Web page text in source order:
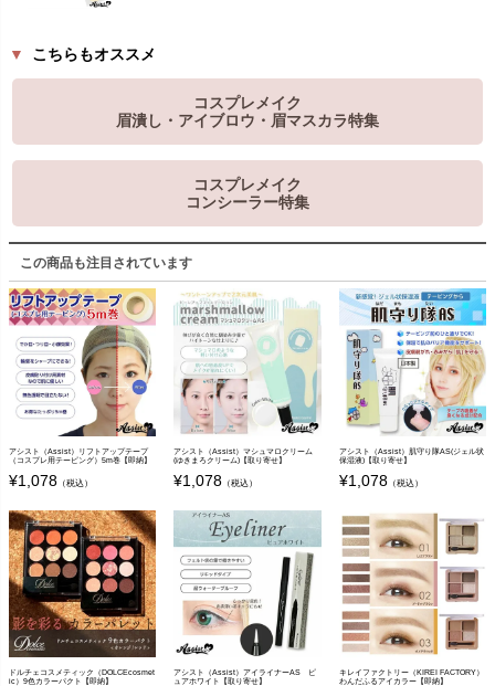
▼ こちらもオススメ
コスプレメイク
眉潰し・アイブロウ・眉マスカラ特集
コスプレメイク
コンシーラー特集
この商品も注目されています
アシスト（Assist）リフトアップテープ
（コスプレ用テーピング）5m巻【即納】
¥1,078 （税込）
アシスト（Assist）マシュマロクリーム
(ゆきまろクリーム)【取り寄せ】
¥1,078 （税込）
アシスト（Assist）肌守り隊AS(ジェル状
保湿液)【取り寄せ】
¥1,078（税込）
ドルチェコスメティック（DOLCEcosmet
ic）9色カラーパクト【即納】
アシスト（Assist）アイライナーAS ピ
ュアホワイト【取り寄せ】
キレイファクトリー（KIREI FACTORY）
わんだふるアイカラー【即納】